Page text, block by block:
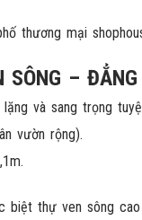
SÔNG –
lặng và sang trọng
vườn rộng).